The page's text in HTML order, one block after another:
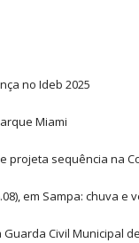
no Ideb 2025
Miami
projeta sequência na
em Sampa: chuva e
Civil Municipal